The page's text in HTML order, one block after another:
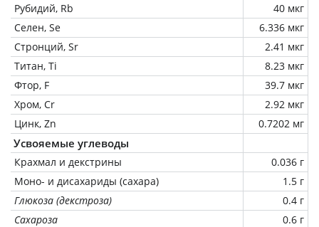
Рубидий, Rb
40 мкг
Селен, Se
6.336 мкг
Стронций, Sr
2.41 мкг
Титан, Ti
8.23 мкг
Фтор, F
39.7 мкг
Хром, Cr
2.92 мкг
Цинк, Zn
0.7202 мг
Усвояемые углеводы
Крахмал и декстрины
0.036 г
Моно- и дисахариды (сахара)
1.5 г
Глюкоза (декстроза)
0.4 г
Сахароза
0.6 г